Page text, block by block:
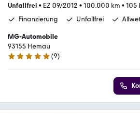
Unfallfrei • EZ 09/2012 • 100.000 km • 105
Finanzierung
Unfallfrei
MG-Automobile
93155 Hemau
5 Sterne
(9)